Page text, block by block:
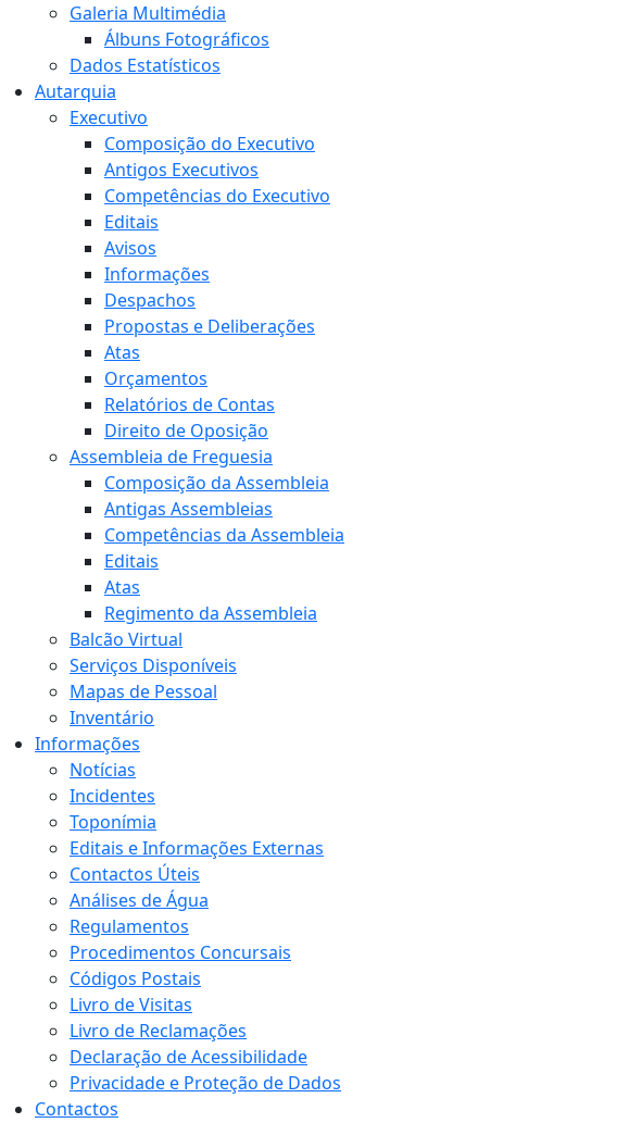
Galeria Multimédia
Álbuns Fotográficos
Dados Estatísticos
Autarquia
Executivo
Composição do Executivo
Antigos Executivos
Competências do Executivo
Editais
Avisos
Informações
Despachos
Propostas e Deliberações
Atas
Orçamentos
Relatórios de Contas
Direito de Oposição
Assembleia de Freguesia
Composição da Assembleia
Antigas Assembleias
Competências da Assembleia
Editais
Atas
Regimento da Assembleia
Balcão Virtual
Serviços Disponíveis
Mapas de Pessoal
Inventário
Informações
Notícias
Incidentes
Toponímia
Editais e Informações Externas
Contactos Úteis
Análises de Água
Regulamentos
Procedimentos Concursais
Códigos Postais
Livro de Visitas
Livro de Reclamações
Declaração de Acessibilidade
Privacidade e Proteção de Dados
Contactos